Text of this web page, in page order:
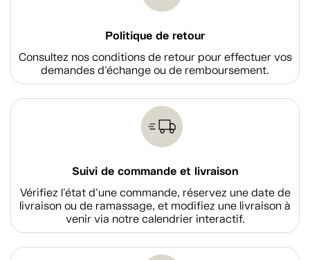
Politique de retour
Consultez nos conditions de retour pour effectuer vos
demandes d'échange ou de remboursement.
Suivi de commande et livraison
Vérifiez l'état d'une commande, réservez une date de
livraison ou de ramassage, et modifiez une livraison à
venir via notre calendrier interactif.